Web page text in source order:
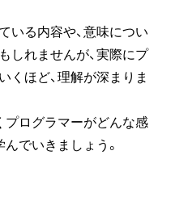
いる内容や、意味につい
しれませんが、実際にプ
くほど、理解が深まりま
プログラマーがどんな感
でいきましょう。